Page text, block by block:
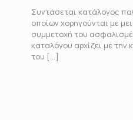
Συντάσεται κατάλογος
οποίων χορηγούνται με
συμμετοχή του
καταλόγου αρχίζει με την
του […]